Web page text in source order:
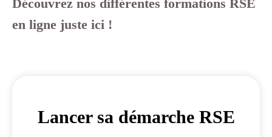
Découvrez nos différentes formations RSE
en ligne juste ici !
Lancer sa démarche RSE